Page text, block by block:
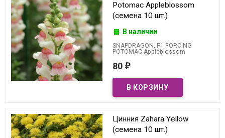
Potomac Appleblossom
(семена 10 шт.)
В наличии
SNAPDRAGON, F1 FORCING
POTOMAC Appleblossom
80 ₽
Цинния Zahara Yellow
(семена 10 шт.)